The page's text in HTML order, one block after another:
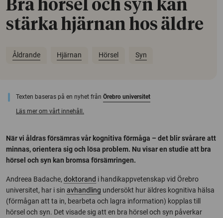
Bra hörsel och syn kan
stärka hjärnan hos äldre
Åldrande Hjärnan Hörsel Syn
Texten baseras på en nyhet från Örebro universitet
Läs mer om vårt innehåll.
När vi åldras försämras vår kognitiva förmåga – det blir svårare att
minnas, orientera sig och lösa problem. Nu visar en studie att bra
hörsel och syn kan bromsa försämringen.
Andreea Badache, doktorand i handikappvetenskap vid Örebro
universitet, har i sin avhandling undersökt hur äldres kognitiva hälsa
(förmågan att ta in, bearbeta och lagra information) kopplas till
hörsel och syn. Det visade sig att en bra hörsel och syn påverkar